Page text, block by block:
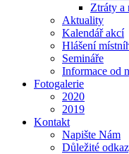
Ztráty a
Aktuality
Kalendář akcí
Hlášení
Semináře
Informace od
Fotogalerie
2020
2019
Kontakt
Napište Nám
Důležité